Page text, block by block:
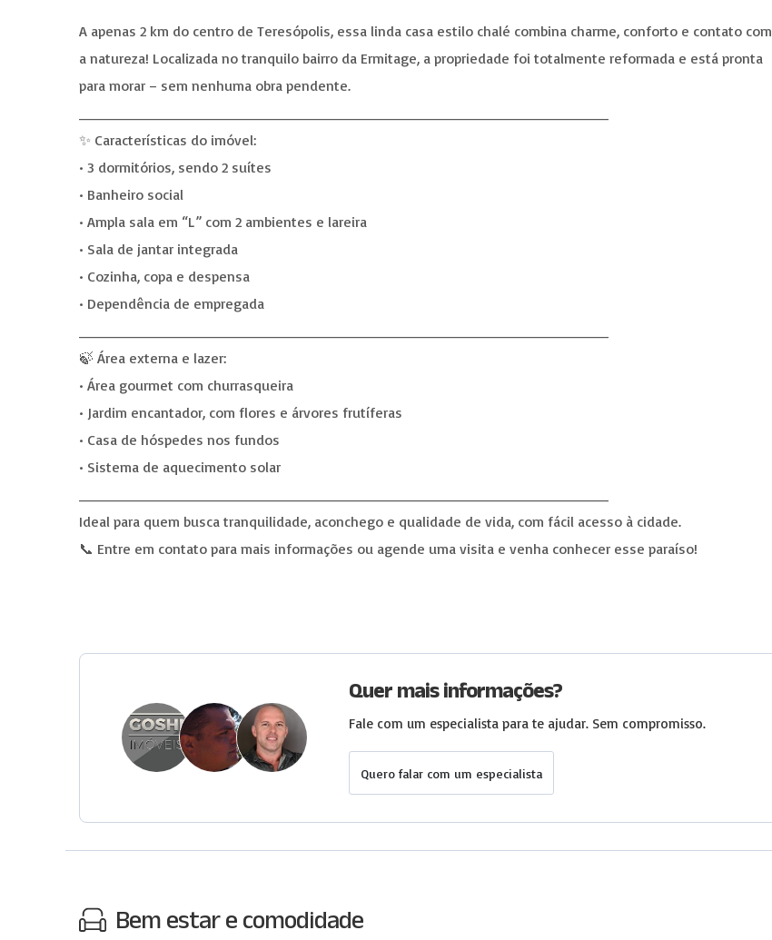
A apenas 2 km do centro de Teresópolis, essa linda casa estilo chalé combina charme, conforto e contato com
a natureza! Localizada no tranquilo bairro da Ermitage, a propriedade foi totalmente reformada e está pronta
para morar – sem nenhuma obra pendente.
✨ Características do imóvel:
• 3 dormitórios, sendo 2 suítes
• Banheiro social
• Ampla sala em “L” com 2 ambientes e lareira
• Sala de jantar integrada
• Cozinha, copa e despensa
• Dependência de empregada
🍃 Área externa e lazer:
• Área gourmet com churrasqueira
• Jardim encantador, com flores e árvores frutíferas
• Casa de hóspedes nos fundos
• Sistema de aquecimento solar
Ideal para quem busca tranquilidade, aconchego e qualidade de vida, com fácil acesso à cidade.
📞 Entre em contato para mais informações ou agende uma visita e venha conhecer esse paraíso!
Quer mais informações?
Fale com um especialista para te ajudar. Sem compromisso.
Quero falar com um especialista
Bem estar e comodidade